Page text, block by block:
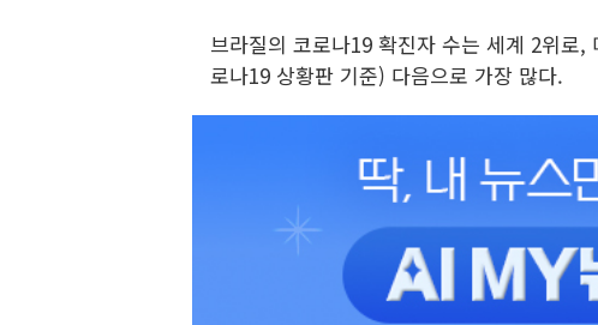
브라질의 코로나19 확진자 수는 세계 2위로,
로나19 상황판 기준) 다음으로 가장 많다.